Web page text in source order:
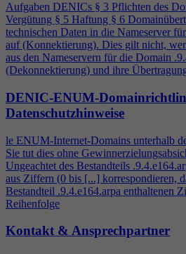
Aufgaben DENICs § 3 Pflichten des
Vergütung § 5 Haftung § 6
technischen Daten in die Nameserver
auf (Konnektierung). Dies gilt nicht,
aus den Nameservern für die Domain .9.
(Dekonnektierung) und ihre
DENIC-ENUM-
Datenschutzhinweise
le ENUM-Internet-Domains unterhalb
Sie tut dies ohne
Ungeachtet des Bestandteils .9.4
aus Ziffern (0 bis [...] korrespondieren,
Bestandteil .9.4.e164.arpa enthaltenen
Reihenfolge
Kontakt & Ansprechpartner